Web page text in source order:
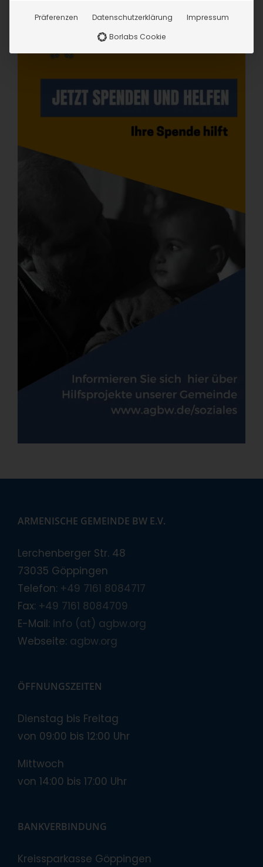
ARMENISCHE GEMEINDE BW E.V.
Lerchenberger Str. 48
73035 Göppingen
Telefon: +49 7161 8084717
Fax: +49 7161 8084709
E-Mail: info (at) agbw.org
Webseite: agbw.org
ÖFFNUNGSZEITEN
Dienstag bis Freitag
von 09:00 bis 12:00 Uhr
Mittwoch
von 14:00 bis 17:00 Uhr
BANKVERBINDUNG
Kreissparkasse Göppingen
Präferenzen Datenschutzerklärung
Impressum
Borlabs Cookie